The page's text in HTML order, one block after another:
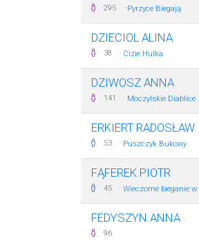
295 · Pyrzyce Biegają
DZIECIOL ALINA
38 · Cizie Hulka
DZIWOSZ ANNA
141 · Moczylskie Diablice
ERKIERT RADOSŁAW
53 · Puszczyk Bukowy
FĄFEREK PIOTR
45 · Wieczorne bieganie w
FEDYSZYN ANNA
96